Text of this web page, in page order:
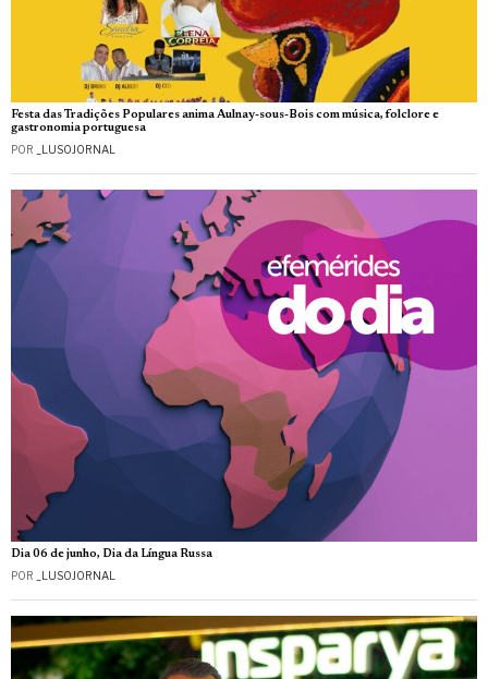
Festa das Tradições Populares anima Aulnay-sous-Bois com música, folclore e
gastronomia portuguesa
POR _LUSOJORNAL
Dia 06 de junho, Dia da Língua Russa
POR _LUSOJORNAL